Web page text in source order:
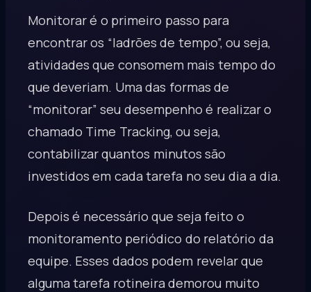
Monitorar é o primeiro passo para
encontrar os “ladrões de tempo”, ou seja,
atividades que consomem mais tempo do
que deveriam. Uma das formas de
“monitorar” seu desempenho é realizar o
chamado Time Tracking, ou seja,
contabilizar quantos minutos são
investidos em cada tarefa no seu dia a dia.
Depois é necessário que seja feito o
monitoramento periódico do relatório da
equipe. Esses dados podem revelar que
alguma tarefa rotineira demorou muito